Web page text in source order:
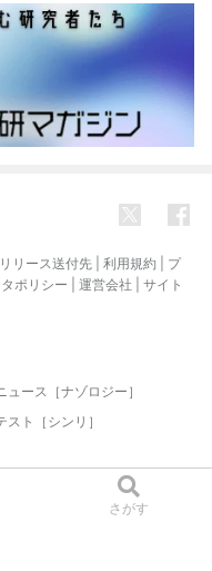
さがす
リース送付先 利用規約
プ
ポリシー 運営会社
サイト
ュース［ナゾロジー］
スト［シンリ］